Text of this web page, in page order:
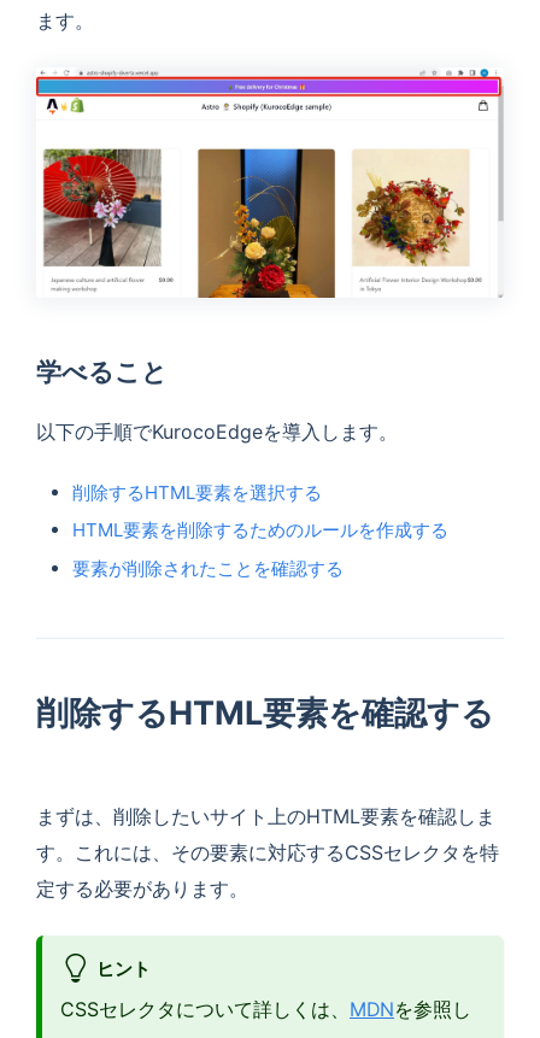
ます。
学べること
以下の手順でKurocoEdgeを導入します。
削除するHTML要素を選択する
HTML要素を削除するためのルールを作成する
要素が削除されたことを確認する
削除するHTML要素を確認する
まずは、削除したいサイト上のHTML要素を確認しま
す。これには、その要素に対応するCSSセレクタを特
定する必要があります。
ヒント
CSSセレクタについて詳しくは、 MDNを参照し